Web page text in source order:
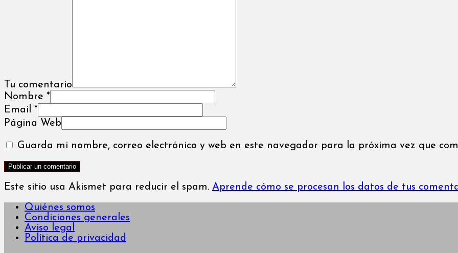
Tu comentario
Nombre *
Email *
Página Web
Guarda mi nombre, correo electrónico y web en este navegador para la próxima vez que
Este sitio usa Akismet para reducir el spam. Aprende cómo se procesan los datos de tus
Quiénes somos
Condiciones generales
Aviso legal
Política de privacidad